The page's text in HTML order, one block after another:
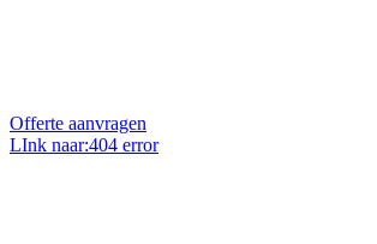
Offerte aanvragen
LInk naar:404 error